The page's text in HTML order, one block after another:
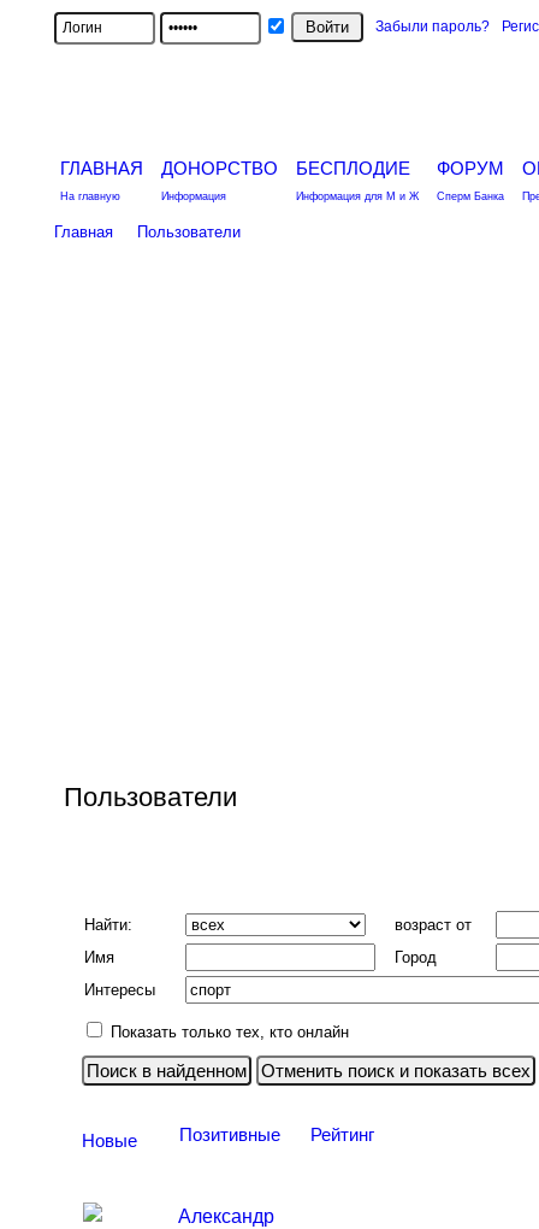
Забыли пароль?
ГЛАВНАЯ
На главную
ДОНОРСТВО
Информация
БЕСПЛОДИЕ
Информация для М и Ж
ФОРУМ
Сперм Банка
Главная Пользователи
Пользователи
Найти:
возраст от
Имя
Город
Интересы
Показать только тех, кто онлайн
Новые Позитивные Рейтинг
Александр